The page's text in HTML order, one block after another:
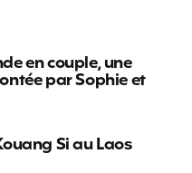
en couple, une
par Sophie et
Si au Laos